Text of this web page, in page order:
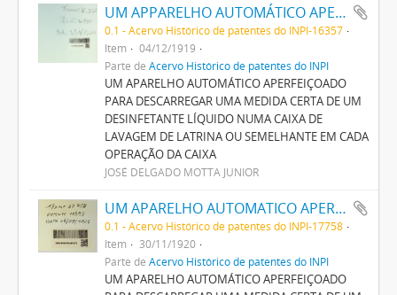
UM APPARELHO AUTOMÁTICO APERFEIÇOADO PARA DESCARREGAR UMA MEDIDA CERTA DE UM DESINFECTANTE LIQUIDO NUMA CAIXA DE LAVAGEM DE LATRINA OU SEMELHANTE EM CADA OPERAÇÃO DA CAIXA
0.1 - Acervo Histórico de patentes do INPI-16357
Item
04/12/1919
Parte de Acervo Histórico de patentes do INPI
UM APARELHO AUTOMÁTICO APERFEIÇOADO
PARA DESCARREGAR UMA MEDIDA CERTA DE UM
DESINFETANTE LÍQUIDO NUMA CAIXA DE
LAVAGEM DE LATRINA OU SEMELHANTE EM CADA
OPERAÇÃO DA CAIXA
JOSÉ DELGADO MOTTA JUNIOR
UM APARELHO AUTOMATICO APERFEIÇOADO PARA DESCARREGAR UMA MEDIDA CERTA DE UM LIQUIDO DESINFECTANTE NUMA CAIXA DE LAVAGEM DE LATRINA OU SEMELHANTE
0.1 - Acervo Histórico de patentes do INPI-17758
Item
30/11/1920
Parte de Acervo Histórico de patentes do INPI
UM APARELHO AUTOMÁTICO APERFEIÇOADO